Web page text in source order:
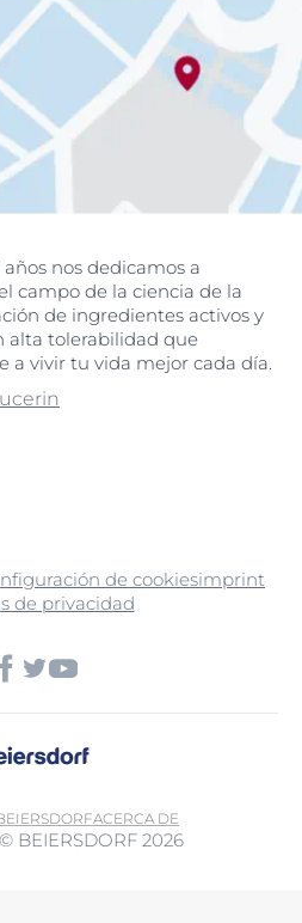
nos dedicamos a
campo de la ciencia de la
de ingredientes activos y
alta tolerabilidad que
a vivir tu vida mejor cada día.
de cookiesimprint
de privacidad
ACERCA DE
BEIERSDORF 2026